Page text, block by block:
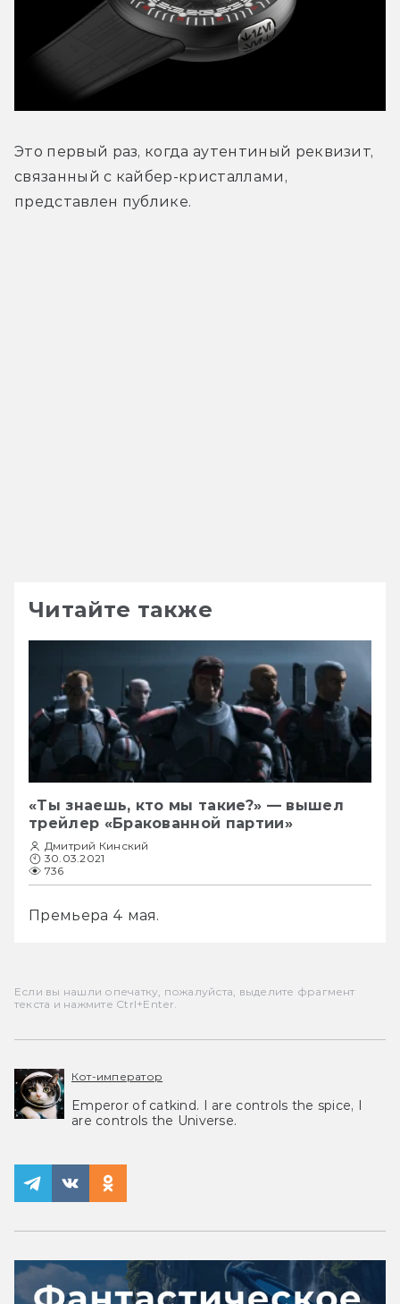
Это первый раз, когда аутентиный реквизит,
связанный с кайбер-кристаллами,
представлен публике.
Читайте также
«Ты знаешь, кто мы такие?» — вышел
трейлер «Бракованной партии»
Дмитрий Кинский
30.03.2021
736
Премьера 4 мая.
Если вы нашли опечатку, пожалуйста, выделите фрагмент
текста и нажмите Ctrl+Enter.
Кот-император
Emperor of catkind. I are controls the spice, I
are controls the Universe.